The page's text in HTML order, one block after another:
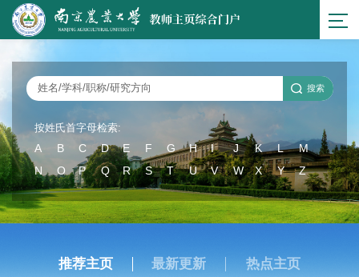
按姓氏首字母检索:
A B C D E F G H I J K L
M
N
O P Q R S T U V W X Y Z
推荐主页 最新更新 热点主页